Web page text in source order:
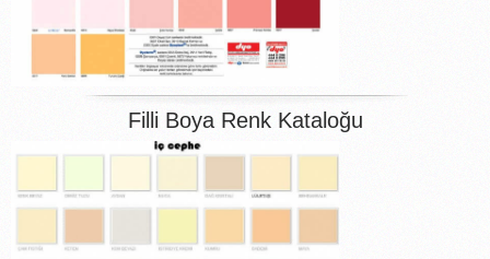
Filli Boya Renk Kataloğu